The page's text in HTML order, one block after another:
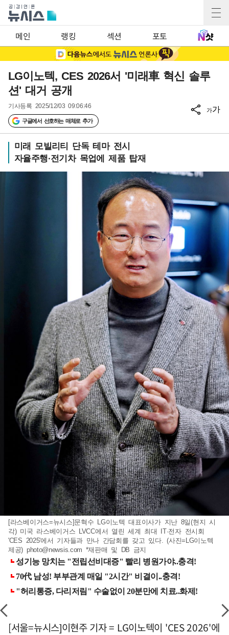
메인 랭킹 섹션 포토
LG이노텍, CES 2026서 '미래車 혁신 솔루
션' 대거 공개
기사등록 2025/12/03 09:06:46
구글에서 선호하는 매체로 추가
가가
미래 모빌리티 단독 테마 전시
자율주행·전기차 목업에 제품 탑재
[라스베이거스=뉴시스]문혁수 LG이노텍 대표이사가 지난 8일(현지 시
각) 미국 라스베이거스 LVCC에서 열린 세계 최대 IT·전자 전시회
'CES 2025'에서 기자들과 만나 간담회를 갖고 있다. (사진=LG이노텍
제공) photo@newsis.com *재판매 및 DB 금지
[서울=뉴시스]이현주 기자 = LG이노텍이 'CES 2026'에